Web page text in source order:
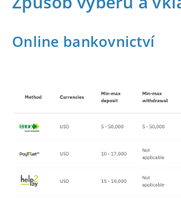
Online bankovnictví